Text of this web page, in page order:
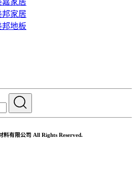
嘉家居
邦家居
邦地板
有限公司 All Rights Reserved.